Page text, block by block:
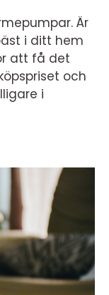
Är
i ditt hem
att få det
och
i